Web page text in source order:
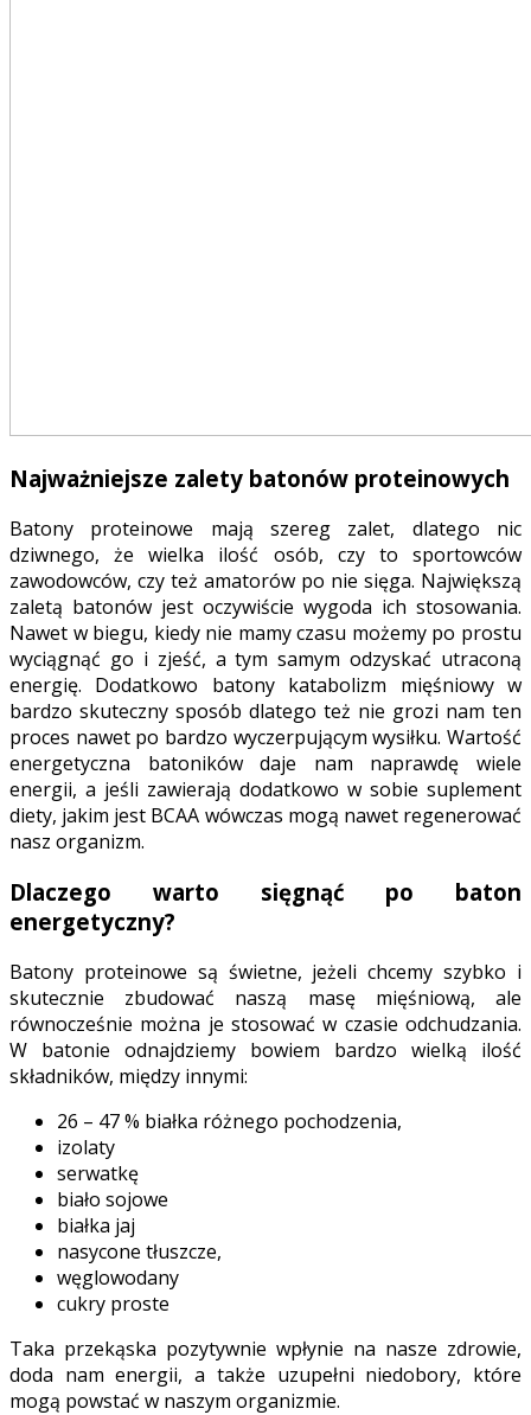
Najważniejsze zalety batonów proteinowych
Batony proteinowe mają szereg zalet, dlatego nic
dziwnego, że wielka ilość osób, czy to sportowców
zawodowców, czy też amatorów po nie sięga. Największą
zaletą batonów jest oczywiście wygoda ich stosowania.
Nawet w biegu, kiedy nie mamy czasu możemy po prostu
wyciągnąć go i zjeść, a tym samym odzyskać utraconą
energię. Dodatkowo batony katabolizm mięśniowy w
bardzo skuteczny sposób dlatego też nie grozi nam ten
proces nawet po bardzo wyczerpującym wysiłku. Wartość
energetyczna batoników daje nam naprawdę wiele
energii, a jeśli zawierają dodatkowo w sobie suplement
diety, jakim jest BCAA wówczas mogą nawet regenerować
nasz organizm.
Dlaczego warto sięgnąć po baton
energetyczny?
Batony proteinowe są świetne, jeżeli chcemy szybko i
skutecznie zbudować naszą masę mięśniową, ale
równocześnie można je stosować w czasie odchudzania.
W batonie odnajdziemy bowiem bardzo wielką ilość
składników, między innymi:
26 – 47 % białka różnego pochodzenia,
izolaty
serwatkę
biało sojowe
białka jaj
nasycone tłuszcze,
węglowodany
cukry proste
Taka przekąska pozytywnie wpłynie na nasze zdrowie,
doda nam energii, a także uzupełni niedobory, które
mogą powstać w naszym organizmie.